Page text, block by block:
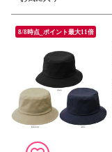
8/8時点_ポイント最大11倍